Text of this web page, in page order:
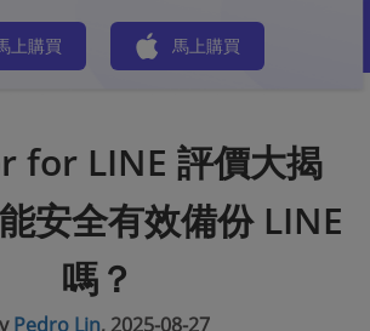
上購買 馬上購買
for LINE 評價大揭
安全有效備份 LINE
嗎？
Pedro Lin, 2025-08-27